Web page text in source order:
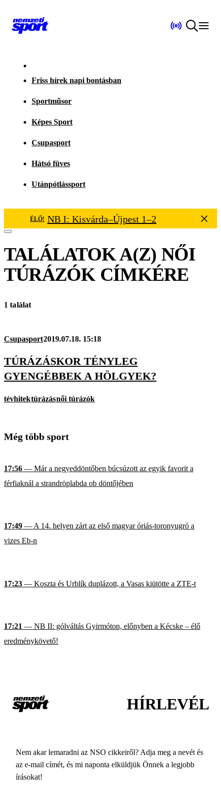
Friss hírek napi bontásban
Sportműsor
Képes Sport
Csupasport
Hátsó füves
Utánpótlássport
ÉLŐ! NB I: Kisvárda–Újpest 1–2
TALÁLATOK A(Z) NŐI
TÚRÁZÓKCÍMKÉRE
1 találat
Csupasport2019.07.18. 15:18
TÚRÁZÁSKOR TÉNYLEG
GYENGÉBBEK A HÖLGYEK?
tévhitektúrázásnői túrázók
Még több sport
17:56 — Már a negyeddöntőben búcsúzott az egyik favorit a
férfiaknál a strandröplabda ob döntőjében
17:49 — A 14. helyen zárt az első magyar óriás-toronyugró a
vizes Eb-n
17:23 — Koszta és Urblík duplázott, a Vasas kiütötte a ZTE-t
17:21 — NB II: gólváltás Gyirmóton, előnyben a Kécske – élő
eredménykövető!
HÍRLEVÉL
Nem akar lemaradni az NSO cikkeiről? Adja meg a nevét és
az e-mail címét, és mi naponta elküldjük Önnek a legjobb
írásokat!